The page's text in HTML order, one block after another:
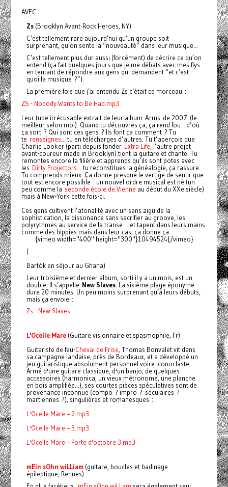
AVEC :
Zs(Brooklyn Avant-Rock Heroes, NY)
C’est tellement rare aujourd’hui qu’un groupe soit
surprenant, qu’on sente la “nouveauté” dans leur musique...
C’est tellement plus dur aussi (forcément) de décrire ce qu’on
entend (ça fait quelques jours que je me débats avec mes flys
en tentant de répondre aux gens qui demandent “et c’est
quoi la musique ?”).
La première fois que j’ai entendu Zs c’était ce morceau :
ZS - Nobody Wants to Be Had.mp3
Leur tube irrécusable extrait de leur album Arms de 2007 (le
meilleur selon moi). Quand tu découvres ça, ça rend fou : d’où
ça sort ? Qui sont ces gens ? Ils font ça comment ? Tu
te renseignes... tu en télécharges d’autres. Tu t’aperçois que
Charlie Looker (parti depuis fonder Extra Life, l’autre projet
avant-coureur made in Brooklyn) tient la guitare et chante. Tu
remontes encore la filière et apprends qu’ils sont potes avec
les Dirty Projectors... tu reconstitues la généalogie, ça rassure.
Tu comprends mieux. Ça donne presque le vertige de sentir que
tout est encore possible : un nouvel ordre musical est né (un
peu comme la seconde école de Vienne au début du XXe siècle)
mais à New-York cette fois-ci.
Ces gens cultivent l’atonalité avec un sens aigu de la
sophistication, la dissonance sans sacrifier au groove, les
polyrythmes au service de la transe… et tapent dans leurs mains
comme des hippies mais dans leur cas, ça donne ça :
{vimeo width="400" height="300"}10494524{/vimeo}
(
Bartók en séjour au Ghana)
Leur troisième et dernier album, sorti il y a un mois, est un
double. Il s’appelle New Slaves. La sixième plage éponyme
dure 20 minutes. Un peu moins surprenant qu’à leurs débuts,
mais ça envoie :
Zs - New Slaves
L'Ocelle Mare(Guitare visionnaire et spasmophile, Fr)
Guitariste de feu-Cheval de Frise, Thomas Bonvalet vit dans
sa campagne landaise, près de Bordeaux, et a développé un
jeu guitaristique absolument personnel voire iconoclaste.
Armé d'une guitare classique, d'un banjo, de quelques
accessoires (harmonica, un vieux métronome, une planche
en bois amplifiée...), ses courtes pièces spéculatives sont de
provenance inconnue (compo ? impro ? séculaires ?
martiennes ?), singulières et romanesques :
L'Ocelle Mare – 2.mp3
L'Ocelle Mare – 3.mp3
L'Ocelle Mare – Porte d'octobre 3.mp3
mEin sOhn wiLLiam(guitare, boucles et badinage
épileptique, Rennes)